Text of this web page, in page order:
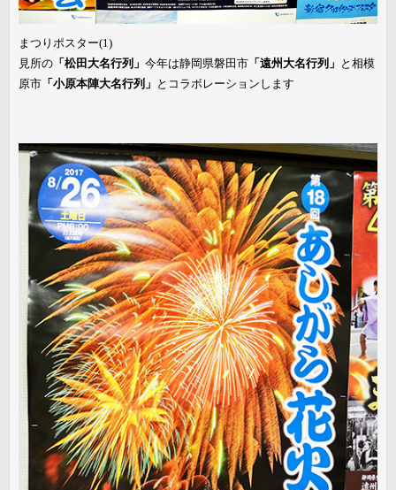
まつりポスター(1)
見所の 「松田大名行列」 今年は静岡県磐田市 「遠州大名行列」 と相模
原市 「小原本陣大名行列」 とコラボレーションします